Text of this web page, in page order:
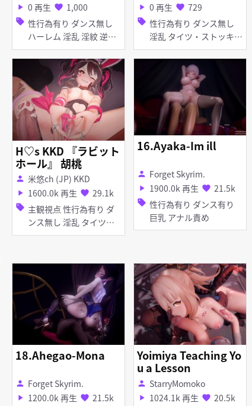
play_arrow 0 再生 favorite 1,000
sell 性行為有り ダンス無し
ハーレム 淫乱 淫紋 逆レ
イプ 手コキ 乱交 女性上
位
play_arrow 0 再生 favorite 729
sell 性行為有り ダンス無し
淫乱 タイツ・ストッキン
グ 足コキ 種付けプレス
女性上位 寝取り・寝取ら
ー フェラ 乱交
H♡s KKD 『ラビット
ホール』 胡桃
person 米悠ch (JP) KKD
play_arrow 1600.0k 再生 favorite 29.1k
sell 主観視点 性行為有り ダ
ンス無し 淫乱 タイツ・
ストッキング バニーガー
16.Ayaka-Im ill
person Forget Skyrim.
play_arrow 1900.0k 再生 favorite 21.5k
sell 性行為有り ダンス有り
巨乳 アナル責め
18.Ahegao-Mona
person Forget Skyrim.
play_arrow 1200.0k 再生 favorite 21.5k
Yoimiya Teaching Yo
u a Lesson
person StarryMomoko
play_arrow 1024.1k 再生 favorite 20.5k